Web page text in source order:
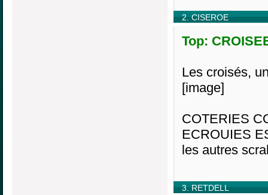
2. CISEROE
Top:
Les croisés,
[image]
COTERIES
ECROUIES
les autres
3. RETDELL